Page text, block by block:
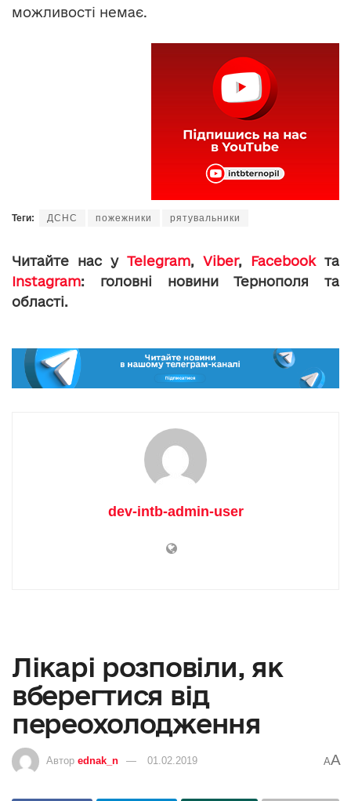
можливості немає.
Теги: ДСНС пожежники рятувальники
Читайте нас у Telegram, Viber, Facebookта
Instagram: головні новини Тернополя та
області.
dev-intb-admin-user
Лікарі розповіли, як
вберегтися від
переохолодження
Автор ednak_n 01.02.2019 AA